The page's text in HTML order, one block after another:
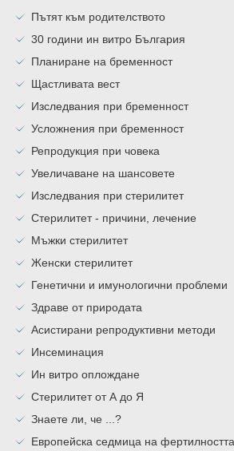
Пътят към родителството
30 години ин витро България
Планиране на бременност
Щастливата вест
Изследвания при бременност
Усложнения при бременност
Репродукция при човека
Увеличаване на шансовете
Изследвания при стерилитет
Стерилитет - причини, лечение
Мъжки стерилитет
Женски стерилитет
Генетични и имунологични проблеми
Здраве от природата
Асистирани репродуктивни методи
Инсеминация
Ин витро оплождане
Стерилитет от А до Я
Знаете ли, че ...?
Европейска седмица на фертилността